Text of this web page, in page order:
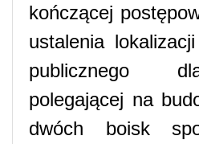
kończącej
ustalenia
publicznego
polegającej na
dwóch boisk